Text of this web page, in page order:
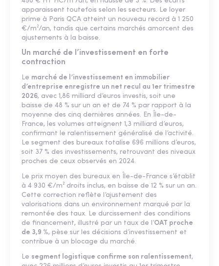
apparaissent toutefois selon les secteurs. Le loyer
prime à Paris QCA atteint un nouveau record à 1 250
€/m²/an, tandis que certains marchés amorcent des
ajustements à la baisse.
Un marché de l’investissement en forte
contraction
Le marché de l’investissement en immobilier
d’entreprise enregistre un net recul au 1er trimestre
2026, avec 1,86 milliard d’euros investis, soit une
baisse de 48 % sur un an et de 74 % par rapport à la
moyenne des cinq dernières années. En Île-de-
France, les volumes atteignent 1,3 milliard d’euros,
confirmant le ralentissement généralisé de l’activité.
Le segment des bureaux totalise 696 millions d’euros,
soit 37 % des investissements, retrouvant des niveaux
proches de ceux observés en 2024.
Le prix moyen des bureaux en Île-de-France s’établit
à 4 930 €/m² droits inclus, en baisse de 12 % sur un an.
Cette correction reflète l’ajustement des
valorisations dans un environnement marqué par la
remontée des taux. Le durcissement des conditions
de financement, illustré par un taux de l’OAT proche
de 3,9 %, pèse sur les décisions d’investissement et
contribue à un blocage du marché.
Le segment logistique confirme son ralentissement,